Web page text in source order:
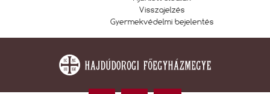
Visszajelzés
Gyermekvédelmi bejelentés